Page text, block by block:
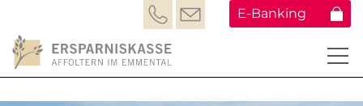
E-Banking